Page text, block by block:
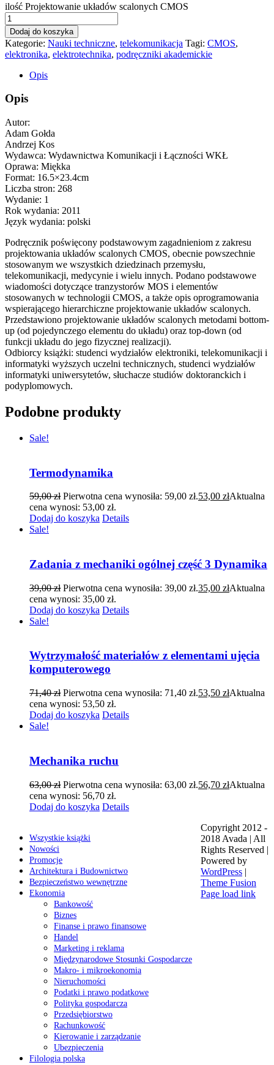
ilość Projektowanie układów scalonych CMOS
Dodaj do koszyka
Kategorie: Nauki techniczne, telekomunikacja Tagi: CMOS,
elektronika, elektrotechnika, podręczniki akademickie
Opis
Opis
Autor:
Adam Gołda
Andrzej Kos
Wydawca: Wydawnictwa Komunikacji i Łączności WKŁ
Oprawa: Miękka
Format: 16.5×23.4cm
Liczba stron: 268
Wydanie: 1
Rok wydania: 2011
Język wydania: polski
Podręcznik poświęcony podstawowym zagadnieniom z zakresu
projektowania układów scalonych CMOS, obecnie powszechnie
stosowanym we wszystkich dziedzinach przemysłu,
telekomunikacji, medycynie i wielu innych. Podano podstawowe
wiadomości dotyczące tranzystorów MOS i elementów
stosowanych w technologii CMOS, a także opis oprogramowania
wspierającego hierarchiczne projektowanie układów scalonych.
Przedstawiono projektowanie układów scalonych metodami bottom-
up (od pojedynczego elementu do układu) oraz top-down (od
funkcji układu do jego fizycznej realizacji).
Odbiorcy książki: studenci wydziałów elektroniki, telekomunikacji i
informatyki wyższych uczelni technicznych, studenci wydziałów
informatyki uniwersytetów, słuchacze studiów doktoranckich i
podyplomowych.
Podobne produkty
Sale!
Termodynamika
59,00zł Pierwotna cena wynosiła: 59,00 zł.53,00 złAktualna
cena wynosi: 53,00 zł.
Dodaj do koszyka Details
Sale!
Zadania z mechaniki ogólnej część 3 Dynamika
39,00zł Pierwotna cena wynosiła: 39,00 zł.35,00 złAktualna
cena wynosi: 35,00 zł.
Dodaj do koszyka Details
Sale!
Wytrzymałość materiałów z elementami ujęcia
komputerowego
71,40zł Pierwotna cena wynosiła: 71,40 zł.53,50 złAktualna
cena wynosi: 53,50 zł.
Dodaj do koszyka Details
Sale!
Mechanika ruchu
63,00zł Pierwotna cena wynosiła: 63,00 zł.56,70 złAktualna
cena wynosi: 56,70 zł.
Dodaj do koszyka Details
Wszystkie książki
Nowości
Promocje
Architektura i Budownictwo
Bezpieczeństwo wewnętrzne
Ekonomia
Bankowość
Biznes
Finanse i prawo finansowe
Handel
Marketing i reklama
Międzynarodowe Stosunki Gospodarcze
Makro- i mikroekonomia
Nieruchomości
Podatki i prawo podatkowe
Polityka gospodarcza
Przedsiębiorstwo
Rachunkowość
Kierowanie i zarządzanie
Ubezpieczenia
Filologia polska
Copyright 2012 -
2018 Avada | All
Rights Reserved |
Powered by
WordPress |
Theme Fusion
Page load link